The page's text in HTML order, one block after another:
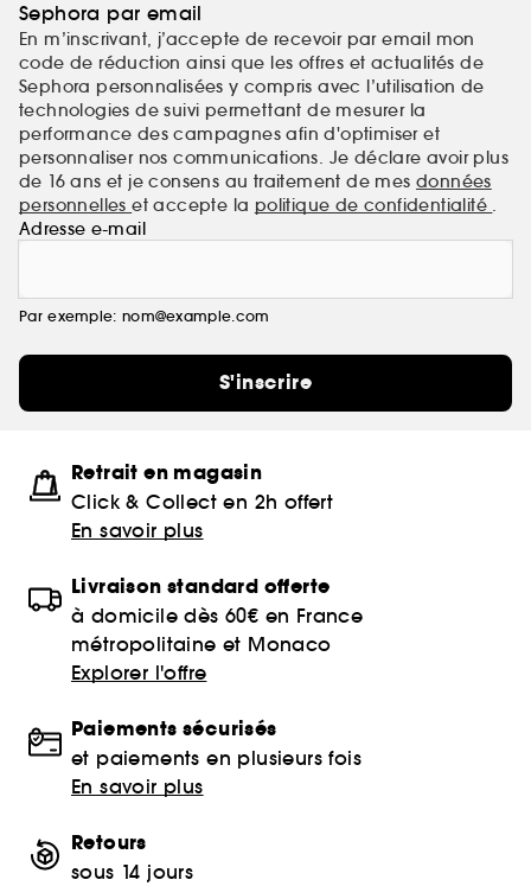
Sephora par email
En m’inscrivant, j’accepte de recevoir par email mon
code de réduction ainsi que les offres et actualités de
Sephora personnalisées y compris avec l’utilisation de
technologies de suivi permettant de mesurer la
performance des campagnes afin d'optimiser et
personnaliser nos communications. Je déclare avoir plus
de 16 ans et je consens au traitement de mes données
personnelleset accepte la politique de confidentialité .
Adresse e-mail
Par exemple: nom@example.com
S'inscrire
Retrait en magasin
Click & Collect en 2h offert
En savoir plus
Livraison standard offerte
à domicile dès 60€ en France
métropolitaine et Monaco
Explorer l'offre
Paiements sécurisés
et paiements en plusieurs fois
En savoir plus
Retours
sous 14 jours